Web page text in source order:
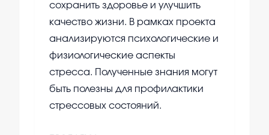
сохранить здоровье и улучшить
качество жизни. В рамках проекта
анализируются психологические и
физиологические аспекты
стресса. Полученные знания могут
быть полезны для профилактики
стрессовых состояний.